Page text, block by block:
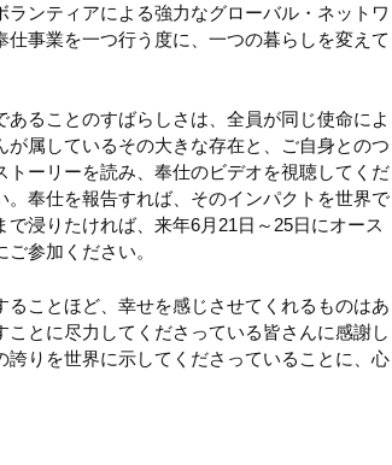
ンティアによる強力なグローバル・ネットワ
事業を一つ行う度に、一つの暮らしを変えて
ることのすばらしさは、全員が同じ使命によ
属しているその大きな存在と、ご自身とのつ
ーリーを読み、奉仕のビデオを視聴してくだ
奉仕を報告すれば、そのインパクトを世界で
浸りたければ、来年6月21日～25日にオース
参加ください。
ことほど、幸せを感じさせてくれるものはあ
とに尽力してくださっている皆さんに感謝し
りを世界に示してくださっていることに、心